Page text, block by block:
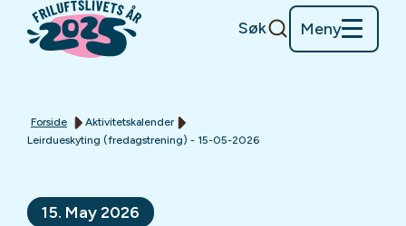
Søk Meny
Forside
Aktivitetskalender
Leirdueskyting (fredagstrening) - 15-05-2026
15. May 2026